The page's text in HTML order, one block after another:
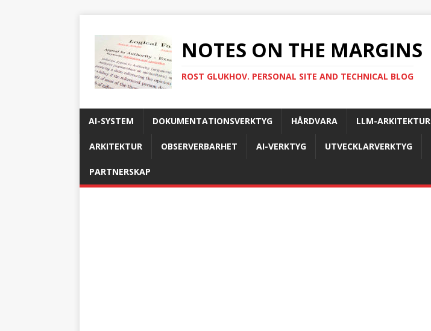
NOTES ON THE MARGINS
ROST GLUKHOV. PERSONAL SITE AND TECHNICAL BLOG
AI-SYSTEM DOKUMENTATIONSVERKTYG HÅRDVARA LLM-ARKITEKTUR
ARKITEKTUR OBSERVERBARHET AI-VERKTYG UTVECKLARVERKTYG
PARTNERSKAP